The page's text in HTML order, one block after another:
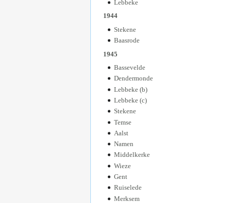
Lebbeke
1944
Stekene
Baasrode
1945
Bassevelde
Dendermonde
Lebbeke (b)
Lebbeke (c)
Stekene
Temse
Aalst
Namen
Middelkerke
Wieze
Gent
Ruiselede
Merksem